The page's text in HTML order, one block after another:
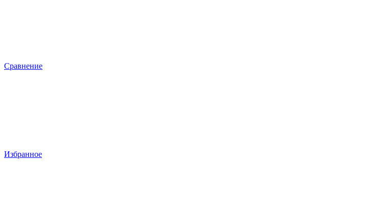
Сравнение
Избранное